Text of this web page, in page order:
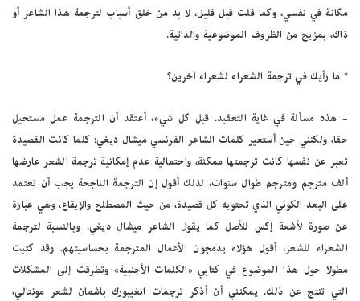
مكانة في نفسي، وكما قلت قبل قليل، لا بد من خلق أسباب لترجمة هذا الشاعر أو
ذاك، بمزيج من الظروف الموضوعية والذاتية.
* ما رأيك في ترجمة الشعراء لشعراء آخرين؟
– هذه مسألة في غاية التعقيد. قبل كل شيء، أعتقد أن الترجمة عمل مستحيل
حقا، ولكنني حين أستعير كلمات الشاعر الفرنسي ميشال ديغي: كلما كانت القصيدة
تعبر عن نفسها كانت ترجمتها ممكنة، واحتمالية عدم إمكانية ترجمة الشعر عارضها
ألف مترجم ومترجم طوال سنوات، لذلك أقول إن الترجمة الناجحة يجب أن تعتمد
على البعد الكوني الذي تحتويه كل قصيدة، من حيث المصطلح والإيقاع، وهي عبارة
عن صورة لأشعة إكس للأصل كما يقول الشاعر ميشال ديغي. وبالنسبة لترجمة
الشعراء للشعر، أقول هؤلاء يدمجون الأعمال المترجمة بحساسيتهم. وقد كتبت
مطولا حول هذا الموضوع في كتابي «الكلمات الأجنبية» وتطرقت إلى المشكلات
التي تنتج عن ذلك. يمكنني أن أذكر ترجمات انغيبورك باشمان لشعر مونتالي،